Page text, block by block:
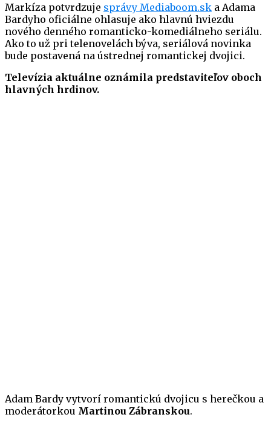
Markíza potvrdzuje správy Mediaboom.sk a Adama
Bardyho oficiálne ohlasuje ako hlavnú hviezdu
nového denného romanticko-komediálneho seriálu.
Ako to už pri telenovelách býva, seriálová novinka
bude postavená na ústrednej romantickej dvojici.
Televízia aktuálne oznámila predstaviteľov oboch
hlavných hrdinov.
Adam Bardy vytvorí romantickú dvojicu s herečkou a
moderátorkou Martinou Zábranskou.